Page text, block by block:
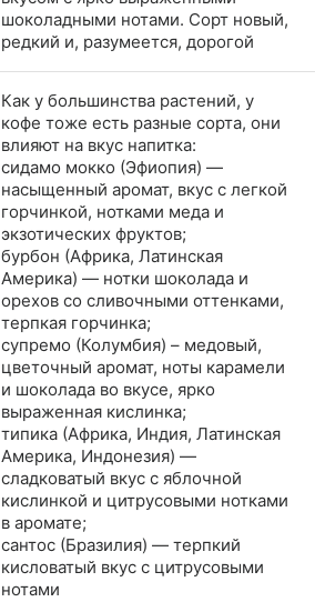
шоколадными нотами. Сорт новый,
редкий и, разумеется, дорогой
Как у большинства растений, у
кофе тоже есть разные сорта, они
влияют на вкус напитка:
сидамо мокко (Эфиопия) —
насыщенный аромат, вкус с легкой
горчинкой, нотками меда и
экзотических фруктов;
бурбон (Африка, Латинская
Америка) — нотки шоколада и
орехов со сливочными оттенками,
терпкая горчинка;
супремо (Колумбия) – медовый,
цветочный аромат, ноты карамели
и шоколада во вкусе, ярко
выраженная кислинка;
типика (Африка, Индия, Латинская
Америка, Индонезия) —
сладковатый вкус с яблочной
кислинкой и цитрусовыми нотками
в аромате;
сантос (Бразилия) — терпкий
кисловатый вкус с цитрусовыми
нотами